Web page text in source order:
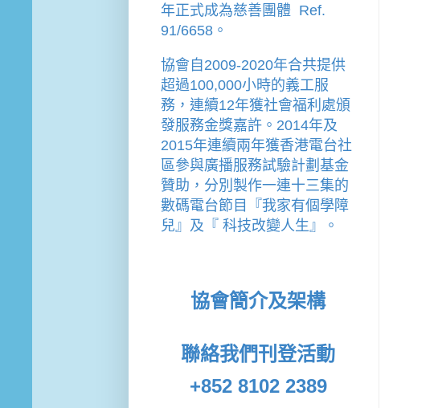
年正式成為慈善團體  Ref.
91/6658。
協會 自2009-2020年合共提供
超過100,000小時的義工服
務，連續12年獲社會福利處頒
發服務金獎嘉許。 2014年及
2015年連續兩年獲香港電台社
區參與廣播服務試驗計劃基金
贊助，分別製作一連十三集的
數碼電台節目『我家有個學障
兒』及『 科技改變人生』。
協會簡介及架構
聯絡我們刊登活動
+852 8102 2389